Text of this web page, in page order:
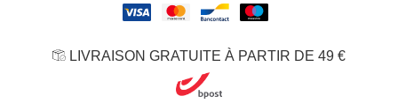
LIVRAISON GRATUITE À PARTIR DE 49 €